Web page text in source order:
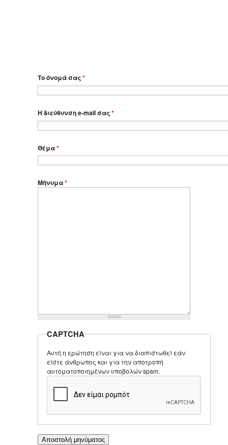
Το όνομά σας*
Η διεύθυνση e-mail σας*
Θέμα*
Μήνυμα*
CAPTCHA
Αυτή η ερώτηση είναι για να διαπιστωθεί εάν
είστε άνθρωπος και για την αποτροπή
αυτοματοποιημένων υποβολών spam.